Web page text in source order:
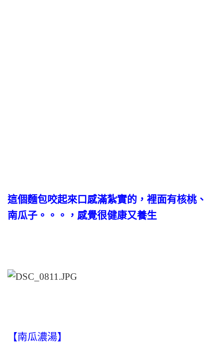
這個麵包咬起來口感滿紮實的，裡面有核桃、
南瓜子。。。，感覺很健康又養生
【南瓜濃湯】